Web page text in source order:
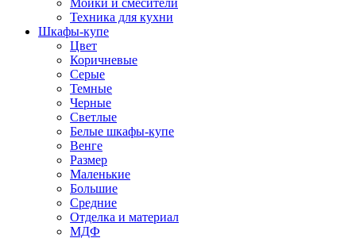
Мойки и смесители
Техника для кухни
Шкафы-купе
Цвет
Коричневые
Серые
Темные
Черные
Светлые
Белые шкафы-купе
Венге
Размер
Маленькие
Большие
Средние
Отделка и материал
МДФ